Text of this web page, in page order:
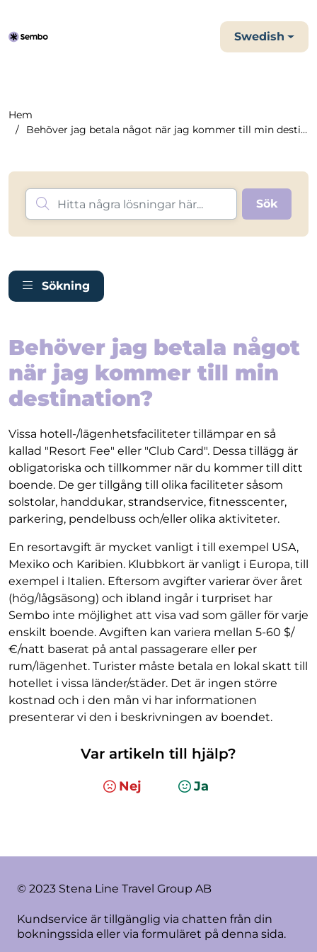
Swedish
Hem
Behöver jag betala något när jag kommer till min destinat...
Sökning
Behöver jag betala något
när jag kommer till min
destination?
Vissa hotell-/lägenhetsfaciliteter tillämpar en så
kallad "Resort Fee" eller "Club Card". Dessa tillägg är
obligatoriska och tillkommer när du kommer till ditt
boende. De ger tillgång till olika faciliteter såsom
solstolar, handdukar, strandservice, fitnesscenter,
parkering, pendelbuss och/eller olika aktiviteter.
En resortavgift är mycket vanligt i till exempel USA,
Mexiko och Karibien. Klubbkort är vanligt i Europa, till
exempel i Italien. Eftersom avgifter varierar över året
(hög/lågsäsong) och ibland ingår i turpriset har
Sembo inte möjlighet att visa vad som gäller för varje
enskilt boende. Avgiften kan variera mellan 5-60 $/
€/natt baserat på antal passagerare eller per
rum/lägenhet. Turister måste betala en lokal skatt till
hotellet i vissa länder/städer. Det är ingen större
kostnad och i den mån vi har informationen
presenterar vi den i beskrivningen av boendet.
Var artikeln till hjälp?
Nej Ja
© 2023 Stena Line Travel Group AB
Kundservice är tillgänglig via chatten från din
bokningssida eller via formuläret på denna sida.